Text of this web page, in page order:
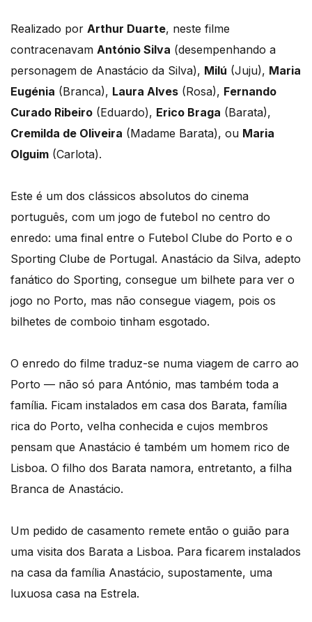
Realizado por Arthur Duarte, neste filme
contracenavam António Silva (desempenhando a
personagem de Anastácio da Silva), Milú (Juju), Maria
Eugénia (Branca), Laura Alves (Rosa), Fernando
Curado Ribeiro (Eduardo), Erico Braga (Barata),
Cremilda de Oliveira (Madame Barata), ou Maria
Olguim (Carlota).
Este é um dos clássicos absolutos do cinema
português, com um jogo de futebol no centro do
enredo: uma final entre o Futebol Clube do Porto e o
Sporting Clube de Portugal. Anastácio da Silva, adepto
fanático do Sporting, consegue um bilhete para ver o
jogo no Porto, mas não consegue viagem, pois os
bilhetes de comboio tinham esgotado.
O enredo do filme traduz-se numa viagem de carro ao
Porto — não só para António, mas também toda a
família. Ficam instalados em casa dos Barata, família
rica do Porto, velha conhecida e cujos membros
pensam que Anastácio é também um homem rico de
Lisboa. O filho dos Barata namora, entretanto, a filha
Branca de Anastácio.
Um pedido de casamento remete então o guião para
uma visita dos Barata a Lisboa. Para ficarem instalados
na casa da família Anastácio, supostamente, uma
luxuosa casa na Estrela.